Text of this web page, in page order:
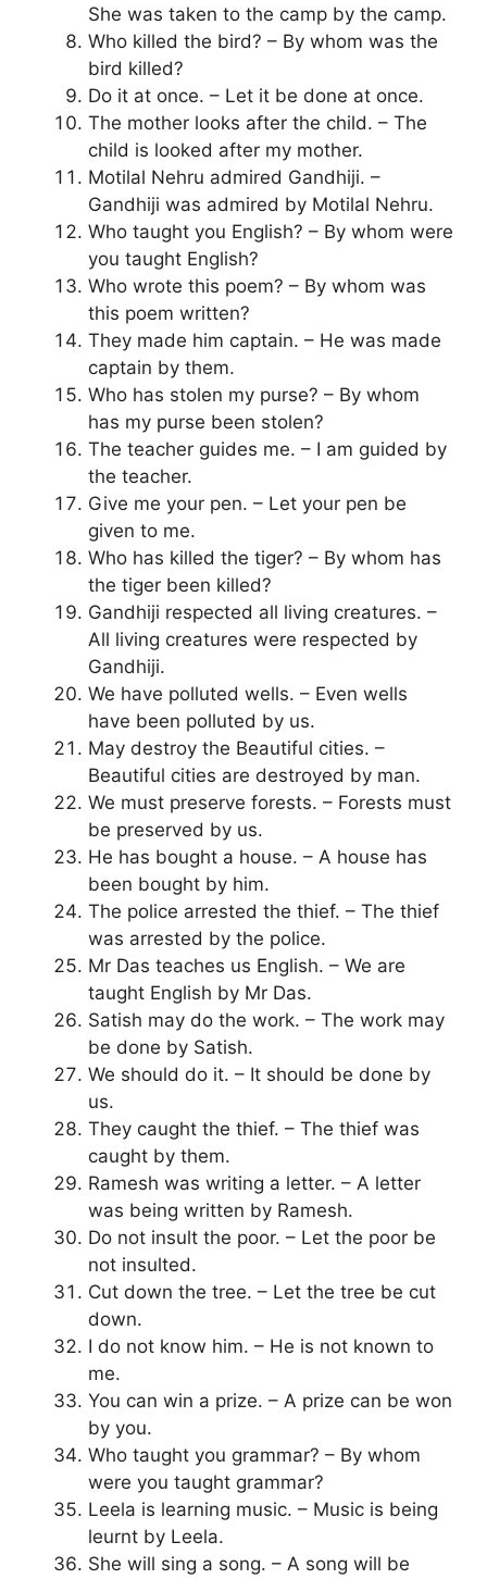
She was taken to the camp by the camp.
Who killed the bird? – By whom was the
bird killed?
Do it at once. – Let it be done at once.
The mother looks after the child. – The
child is looked after my mother.
Motilal Nehru admired Gandhiji. –
Gandhiji was admired by Motilal Nehru.
Who taught you English? – By whom were
you taught English?
Who wrote this poem? – By whom was
this poem written?
They made him captain. – He was made
captain by them.
Who has stolen my purse? – By whom
has my purse been stolen?
The teacher guides me. – I am guided by
the teacher.
Give me your pen. – Let your pen be
given to me.
Who has killed the tiger? – By whom has
the tiger been killed?
Gandhiji respected all living creatures. –
All living creatures were respected by
Gandhiji.
We have polluted wells. – Even wells
have been polluted by us.
May destroy the Beautiful cities. –
Beautiful cities are destroyed by man.
We must preserve forests. – Forests must
be preserved by us.
He has bought a house. – A house has
been bought by him.
The police arrested the thief. – The thief
was arrested by the police.
Mr Das teaches us English. – We are
taught English by Mr Das.
Satish may do the work. – The work may
be done by Satish.
We should do it. – It should be done by
us.
They caught the thief. – The thief was
caught by them.
Ramesh was writing a letter. – A letter
was being written by Ramesh.
Do not insult the poor. – Let the poor be
not insulted.
Cut down the tree. – Let the tree be cut
down.
I do not know him. – He is not known to
me.
You can win a prize. – A prize can be won
by you.
Who taught you grammar? – By whom
were you taught grammar?
Leela is learning music. – Music is being
leurnt by Leela.
She will sing a song. – A song will be